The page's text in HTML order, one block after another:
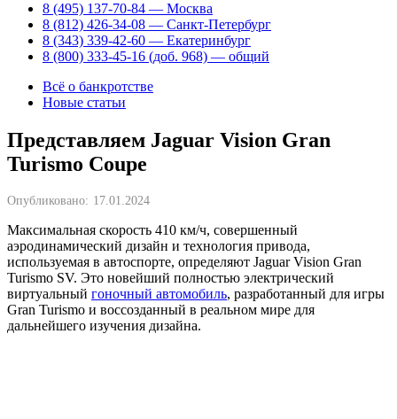
8 (495) 137-70-84 — Москва
8 (812) 426-34-08 — Санкт-Петербург
8 (343) 339-42-60 — Екатеринбург
8 (800) 333-45-16 (доб. 968) — общий
Всё о банкротстве
Новые статьи
Представляем Jaguar Vision Gran
Turismo Coupe
Опубликовано: 17.01.2024
Максимальная скорость 410 км/ч, совершенный
аэродинамический дизайн и технология привода,
используемая в автоспорте, определяют Jaguar Vision Gran
Turismo SV. Это новейший полностью электрический
виртуальный гоночный автомобиль, разработанный для игры
Gran Turismo и воссозданный в реальном мире для
дальнейшего изучения дизайна.